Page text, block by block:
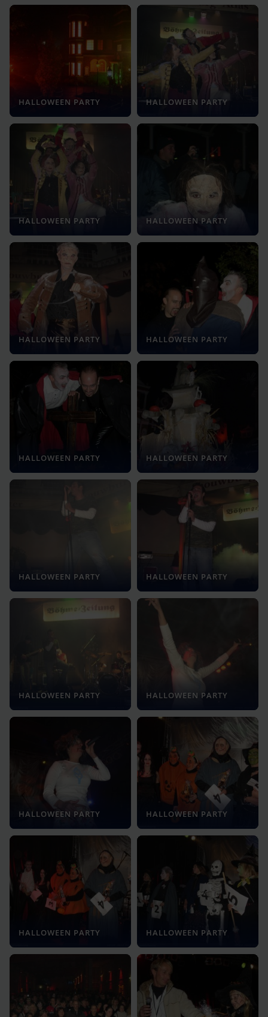
HALLOWEEN PARTY HALLOWEEN PARTY
HALLOWEEN PARTY HALLOWEEN PARTY
HALLOWEEN PARTY HALLOWEEN PARTY
HALLOWEEN PARTY HALLOWEEN PARTY
HALLOWEEN PARTY HALLOWEEN PARTY
HALLOWEEN PARTY HALLOWEEN PARTY
HALLOWEEN PARTY HALLOWEEN PARTY
HALLOWEEN PARTY HALLOWEEN PARTY